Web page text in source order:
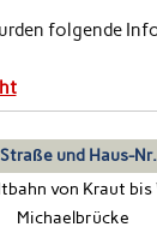
folgende
Straße und Haus-Nr.
von Kraut
Michaelbrücke